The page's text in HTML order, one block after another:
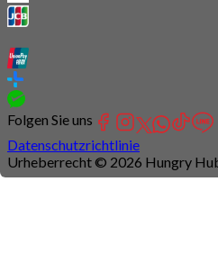
Folgen Sie uns
Datenschutzrichtlinie
Urheberrecht © 2026 Hungry
Connection